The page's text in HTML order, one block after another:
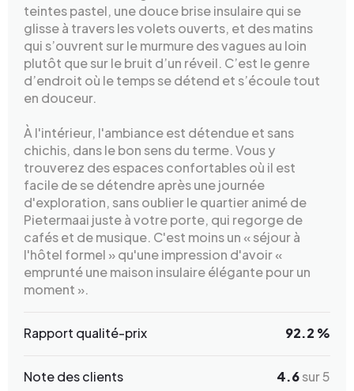
teintes pastel, une douce brise insulaire qui se
glisse à travers les volets ouverts, et des matins
qui s’ouvrent sur le murmure des vagues au loin
plutôt que sur le bruit d’un réveil. C’est le genre
d’endroit où le temps se détend et s’écoule tout
en douceur.
À l'intérieur, l'ambiance est détendue et sans
chichis, dans le bon sens du terme. Vous y
trouverez des espaces confortables où il est
facile de se détendre après une journée
d'exploration, sans oublier le quartier animé de
Pietermaai juste à votre porte, qui regorge de
cafés et de musique. C'est moins un « séjour à
l'hôtel formel » qu'une impression d'avoir «
emprunté une maison insulaire élégante pour un
moment ».
Rapport qualité-prix 92.2 %
Note des clients 4.6sur 5